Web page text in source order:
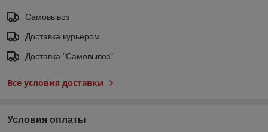
Самовывоз
Доставка курьером
Доставка "Самовывоз"
Все условия доставки
Условия оплаты